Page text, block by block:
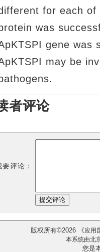
for each of
was
gene was
may be
者评论
要评论：
版权所有©2026 《应用
本系统由北
您是